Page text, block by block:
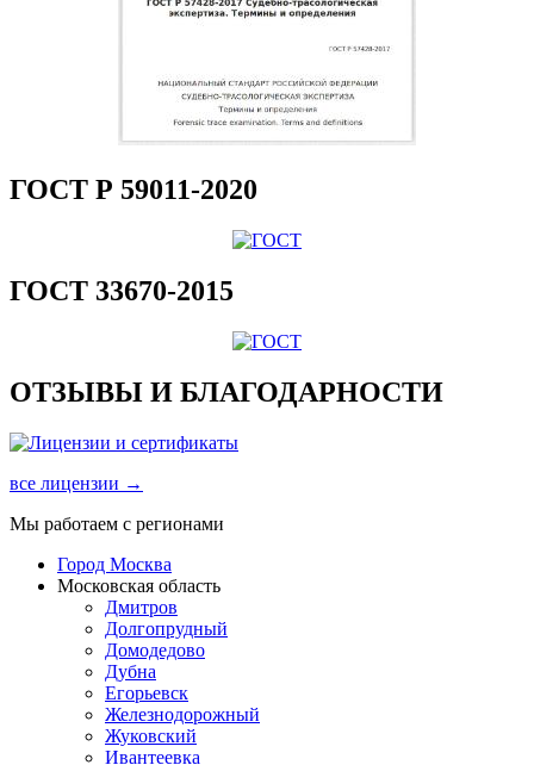
ГОСТ Р 59011-2020
ГОСТ 33670-2015
ОТЗЫВЫ И БЛАГОДАРНОСТИ
все лицензии →
Мы работаем с регионами
Город Москва
Московская область
Дмитров
Долгопрудный
Домодедово
Дубна
Егорьевск
Железнодорожный
Жуковский
Ивантеевка